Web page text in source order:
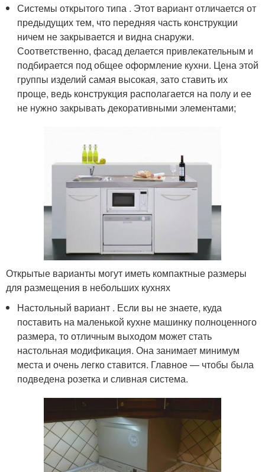
Системы открытого типа . Этот вариант отличается от
предыдущих тем, что передняя часть конструкции
ничем не закрывается и видна снаружи.
Соответственно, фасад делается привлекательным и
подбирается под общее оформление кухни. Цена этой
группы изделий самая высокая, зато ставить их
проще, ведь конструкция располагается на полу и ее
не нужно закрывать декоративными элементами;
Открытые варианты могут иметь компактные размеры
для размещения в небольших кухнях
Настольный вариант . Если вы не знаете, куда
поставить на маленькой кухне машинку полноценного
размера, то отличным выходом может стать
настольная модификация. Она занимает минимум
места и очень легко ставится. Главное — чтобы была
подведена розетка и сливная система.